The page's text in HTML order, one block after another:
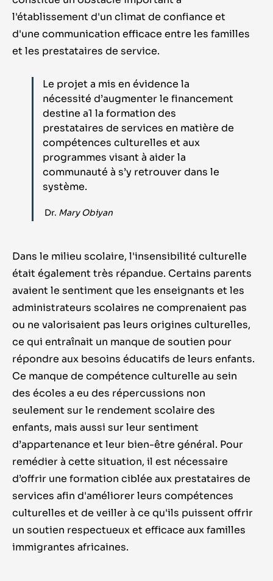
l'établissement d'un climat de confiance et
d'une communication efficace entre les familles
et les prestataires de service.
Le projet a mis en évidence la
nécessité d’augmenter le financement
destine a1 la formation des
prestataires de services en matière de
compétences culturelles et aux
programmes visant à aider la
communauté à s’y retrouver dans le
système.
Dr. Mary Obiyan
Dans le milieu scolaire, l'insensibilité culturelle
était également très répandue. Certains parents
avaient le sentiment que les enseignants et les
administrateurs scolaires ne comprenaient pas
ou ne valorisaient pas leurs origines culturelles,
ce qui entraînait un manque de soutien pour
répondre aux besoins éducatifs de leurs enfants.
Ce manque de compétence culturelle au sein
des écoles a eu des répercussions non
seulement sur le rendement scolaire des
enfants, mais aussi sur leur sentiment
d’appartenance et leur bien-être général. Pour
remédier à cette situation, il est nécessaire
d’offrir une formation ciblée aux prestataires de
services afin d'améliorer leurs compétences
culturelles et de veiller à ce qu'ils puissent offrir
un soutien respectueux et efficace aux familles
immigrantes africaines.